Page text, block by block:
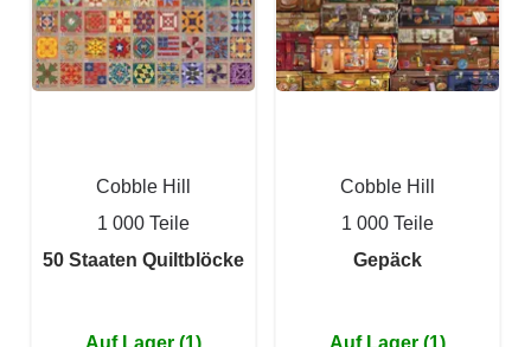
Cobble Hill
1 000 Teile
50 Staaten Quiltblöcke
Auf Lager (1)
Cobble Hill
1 000 Teile
Gepäck
Auf Lager (1)